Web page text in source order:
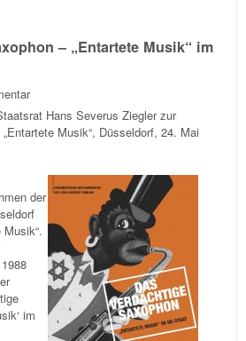
– „Entartete Musik“ im
Hans Severus Ziegler zur
Musik“, Düsseldorf, 24. Mai
der
im